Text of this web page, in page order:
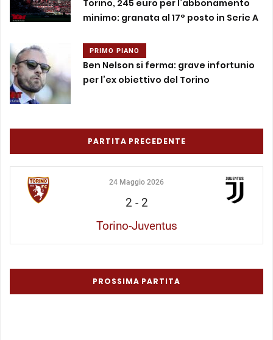
Torino, 245 euro per l’abbonamento
minimo: granata al 17° posto in Serie A
PRIMO PIANO
Ben Nelson si ferma: grave infortunio
per l’ex obiettivo del Torino
PARTITA PRECEDENTE
24 Maggio 2026
2 - 2
Torino-Juventus
PROSSIMA PARTITA